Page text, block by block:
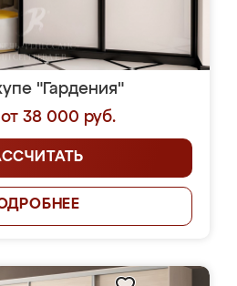
"Гардения"
38 000 руб.